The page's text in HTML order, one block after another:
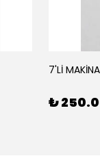
7'Lİ MAKİNA
₺